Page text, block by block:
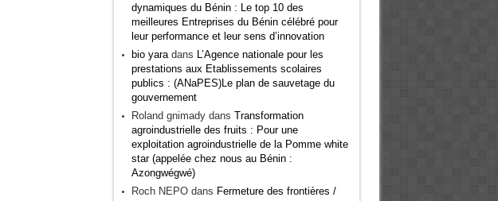
dynamiques du Bénin : Le top 10 des
meilleures Entreprises du Bénin célébré pour
leur performance et leur sens d’innovation
bio yaradans L’Agence nationale pour les
prestations aux Etablissements scolaires
publics : (ANaPES)Le plan de sauvetage du
gouvernement
Roland gnimadydans Transformation
agroindustrielle des fruits : Pour une
exploitation agroindustrielle de la Pomme white
star (appelée chez nous au Bénin :
Azongwégwé)
Roch NEPOdans Fermeture des frontières /